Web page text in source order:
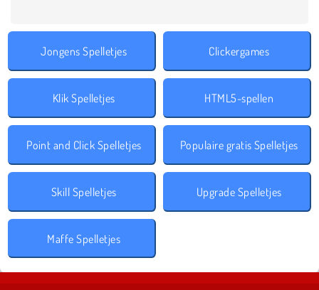
Jongens Spelletjes Clickergames
Klik Spelletjes HTML5-spellen
Point and Click Spelletjes Populaire gratis Spelletjes
Skill Spelletjes Upgrade Spelletjes
Maffe Spelletjes